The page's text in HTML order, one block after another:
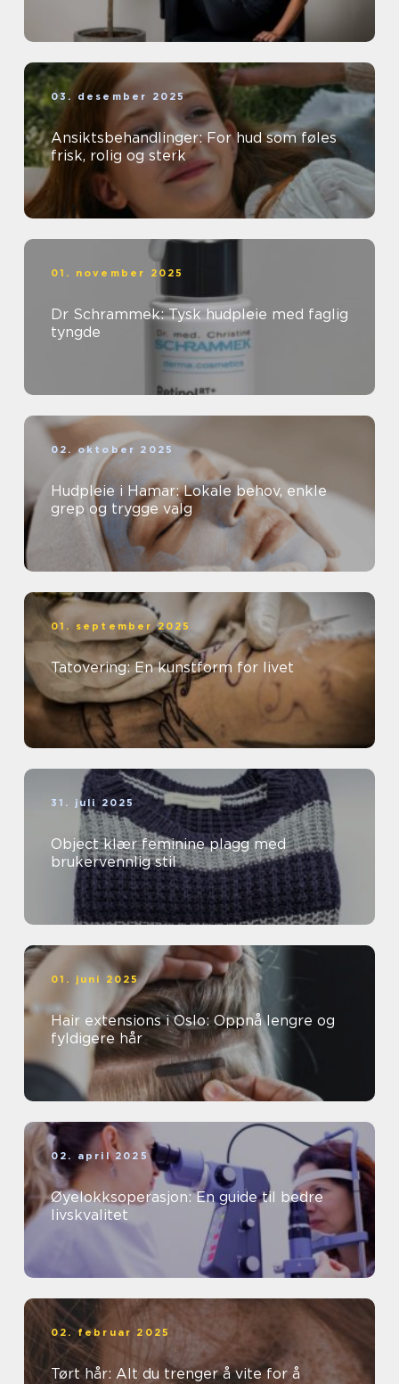
03. desember 2025
Ansiktsbehandlinger: For hud som føles
frisk, rolig og sterk
01. november 2025
Dr Schrammek: Tysk hudpleie med faglig
tyngde
02. oktober 2025
Hudpleie i Hamar: Lokale behov, enkle
grep og trygge valg
01. september 2025
Tatovering: En kunstform for livet
31. juli 2025
Object klær feminine plagg med
brukervennlig stil
01. juni 2025
Hair extensions i Oslo: Oppnå lengre og
fyldigere hår
02. april 2025
Øyelokksoperasjon: En guide til bedre
livskvalitet
02. februar 2025
Tørt hår: Alt du trenger å vite for å